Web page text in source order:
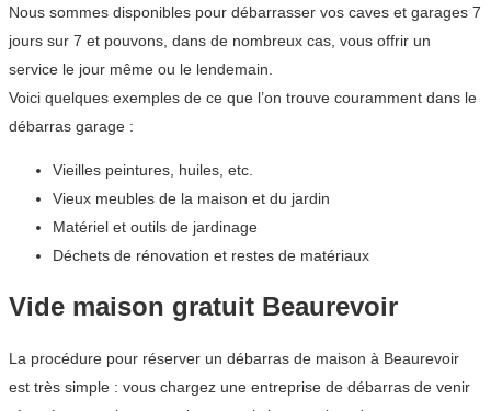
Nous sommes disponibles pour débarrasser vos caves et garages 7
jours sur 7 et pouvons, dans de nombreux cas, vous offrir un
service le jour même ou le lendemain.
Voici quelques exemples de ce que l’on trouve couramment dans le
débarras garage :
Vieilles peintures, huiles, etc.
Vieux meubles de la maison et du jardin
Matériel et outils de jardinage
Déchets de rénovation et restes de matériaux
Vide maison gratuit Beaurevoir
La procédure pour réserver un débarras de maison à Beaurevoir
est très simple : vous chargez une entreprise de débarras de venir